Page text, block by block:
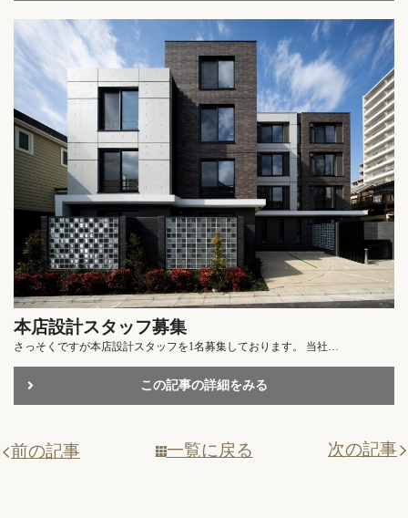
本店設計スタッフ募集
さっそくですが本店設計スタッフを1名募集しております。 当社…
この記事の詳細をみる
前の記事 一覧に戻る 次の記事